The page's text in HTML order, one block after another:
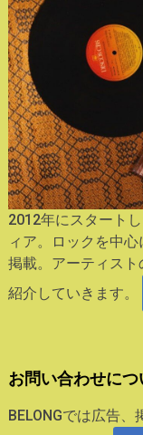
2012年にスタート
ィア。ロックを中
掲載。アーティス
紹介していきます。
お問い合わせにつ
BELONGでは広告